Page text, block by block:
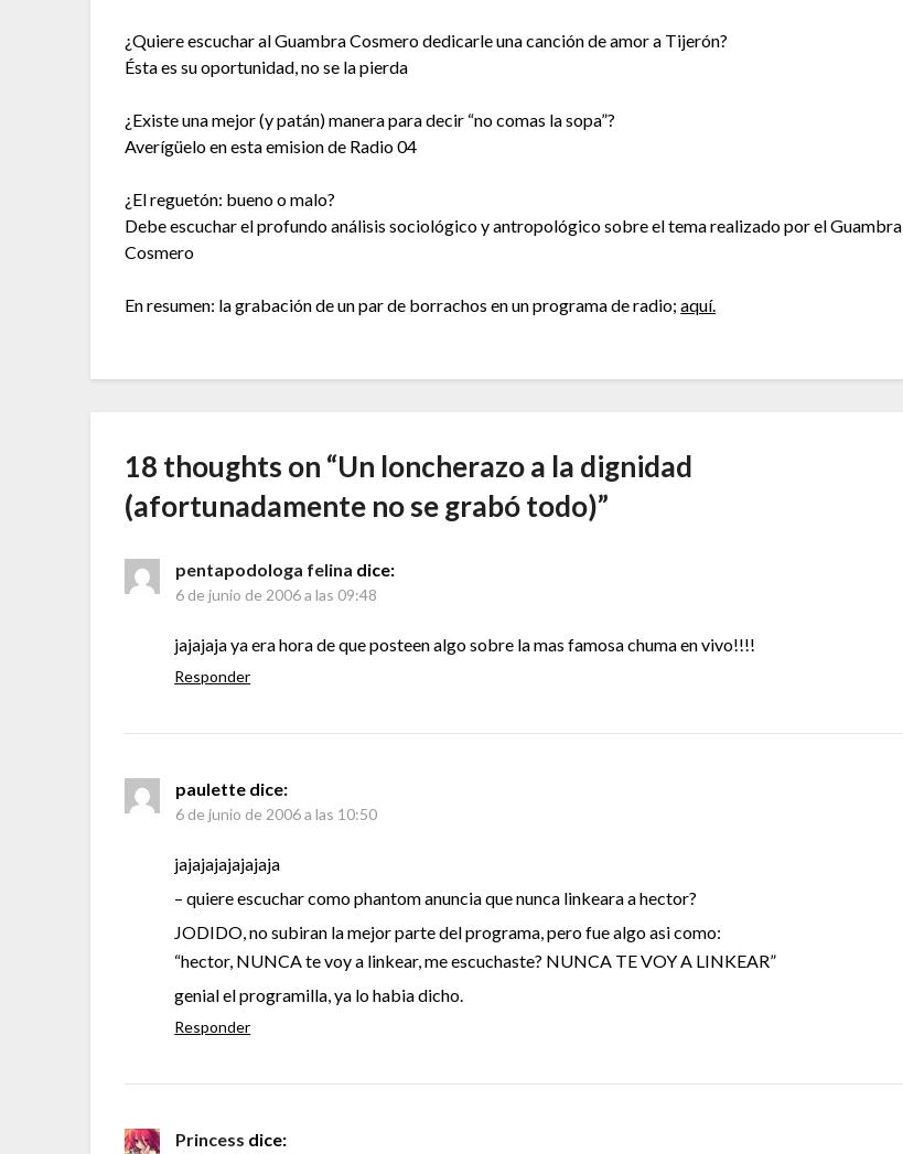
¿Quiere escuchar al Guambra Cosmero dedicarle una canción de amor a Tijerón?
Ésta es su oportunidad, no se la pierda
¿Existe una mejor (y patán) manera para decir “no comas la sopa”?
Averígüelo en esta emision de Radio 04
¿El reguetón: bueno o malo?
Debe escuchar el profundo análisis sociológico y antropológico sobre el tema realizado por el Guambra
Cosmero
En resumen: la grabación de un par de borrachos en un programa de radio;aquí.
18 thoughts on “Un loncherazo a la dignidad
(afortunadamente no se grabó todo)”
pentapodologa felina dice:
6 de junio de 2006 a las 09:48
jajajaja ya era hora de que posteen algo sobre la mas famosa chuma en vivo!!!!
Responder
paulette dice:
6 de junio de 2006 a las 10:50
jajajajajajajaja
– quiere escuchar como phantom anuncia que nunca linkeara a hector?
JODIDO, no subiran la mejor parte del programa, pero fue algo asi como:
“hector, NUNCA te voy a linkear, me escuchaste? NUNCA TE VOY A LINKEAR”
genial el programilla, ya lo habia dicho.
Responder
Princess dice: